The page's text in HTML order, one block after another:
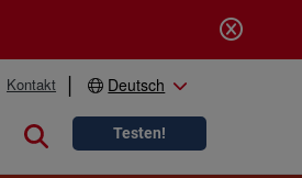
Kontakt Deutsch
Close search
Testen!